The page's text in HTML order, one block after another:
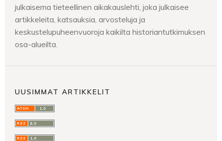
julkaisema tieteellinen aikakauslehti, joka julkaisee
artikkeleita, katsauksia, arvosteluja ja
keskustelupuheenvuoroja kaikilta historiantutkimuksen
osa-alueilta.
UUSIMMAT ARTIKKELIT